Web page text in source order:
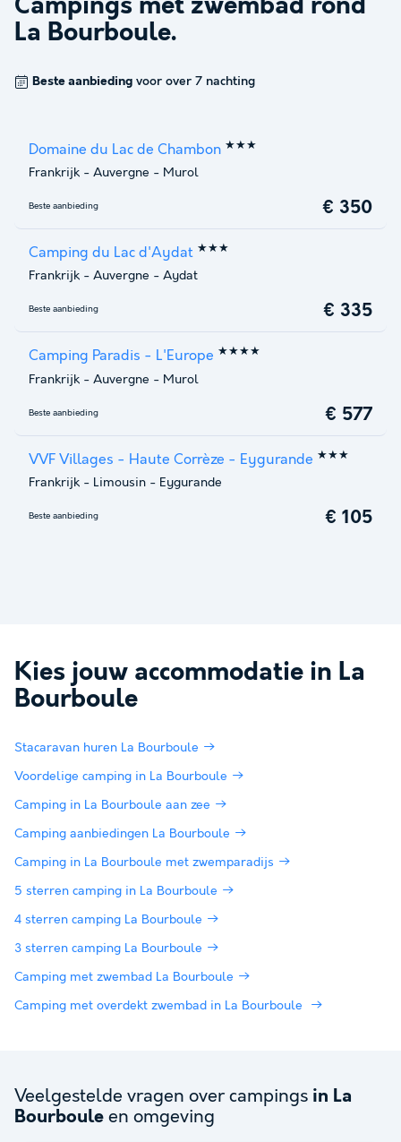
Campings met zwembad rond
La Bourboule.
Beste aanbieding voor over 7 nachting
Domaine du Lac de Chambon ★★★
Frankrijk - Auvergne - Murol
Beste aanbieding € 350
Camping du Lac d'Aydat ★★★
Frankrijk - Auvergne - Aydat
Beste aanbieding € 335
Camping Paradis - L'Europe ★★★★
Frankrijk - Auvergne - Murol
Beste aanbieding € 577
VVF Villages - Haute Corrèze - Eygurande ★★★
Frankrijk - Limousin - Eygurande
Beste aanbieding € 105
Kies jouw accommodatie in La
Bourboule
Stacaravan huren La Bourboule
Voordelige camping in La Bourboule
Camping in La Bourboule aan zee
Camping aanbiedingen La Bourboule
Camping in La Bourboule met zwemparadijs
5 sterren camping in La Bourboule
4 sterren camping La Bourboule
3 sterren camping La Bourboule
Camping met zwembad La Bourboule
Camping met overdekt zwembad in La Bourboule
Veelgestelde vragen over campings in La
Bourboule en omgeving